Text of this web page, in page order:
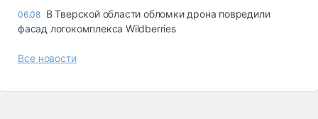
06.08 В Тверской области обломки дрона повредили
фасад логокомплекса Wildberries
Все новости